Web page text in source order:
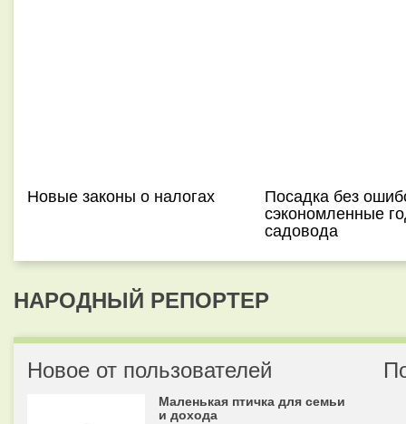
Новые законы о налогах Посадка без
сэкономленные
садовода
НАРОДНЫЙ РЕПОРТЕР
Новое от пользователей
Маленькая птичка для семьи
и дохода